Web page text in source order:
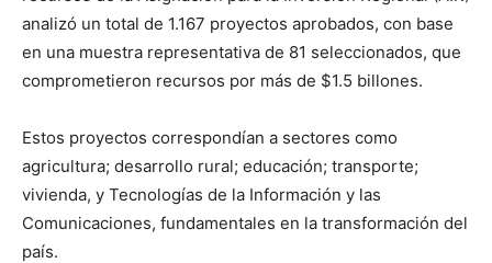
analizó un total de 1.167 proyectos aprobados, con base
en una muestra representativa de 81 seleccionados, que
comprometieron recursos por más de $1.5 billones.
Estos proyectos correspondían a sectores como
agricultura; desarrollo rural; educación; transporte;
vivienda, y Tecnologías de la Información y las
Comunicaciones, fundamentales en la transformación del
país.